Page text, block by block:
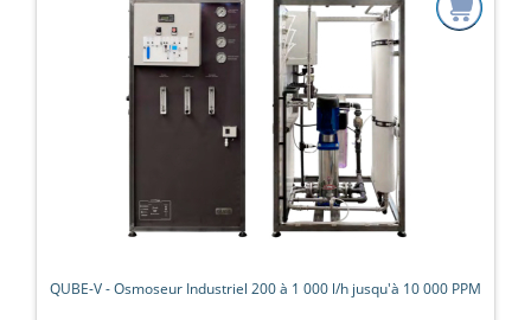
QUBE-V - Osmoseur Industriel 200 à 1 000 l/h jusqu'à 10 000 PPM